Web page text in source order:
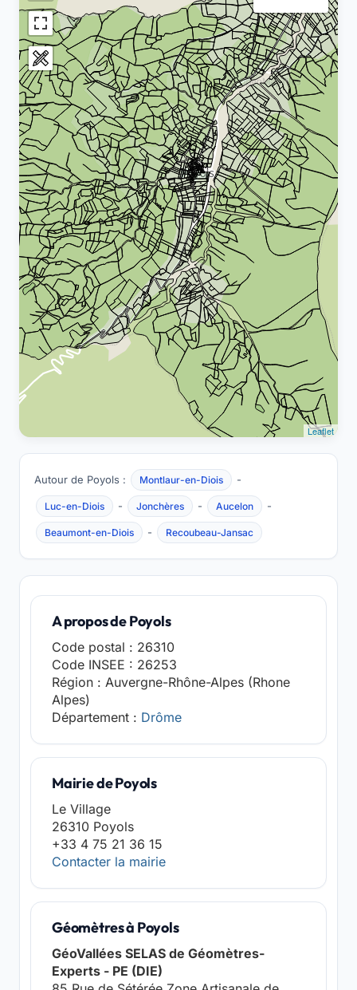
Leaflet
Autour de Poyols : Montlaur-en-Diois -
Luc-en-Diois - Jonchères - Aucelon -
Beaumont-en-Diois - Recoubeau-Jansac
A propos de Poyols
Code postal : 26310
Code INSEE : 26253
Région : Auvergne-Rhône-Alpes (Rhone
Alpes)
Département : Drôme
Mairie de Poyols
Le Village
26310 Poyols
+33 4 75 21 36 15
Contacter la mairie
Géomètres à Poyols
GéoVallées SELAS de Géomètres-
Experts - PE (DIE)